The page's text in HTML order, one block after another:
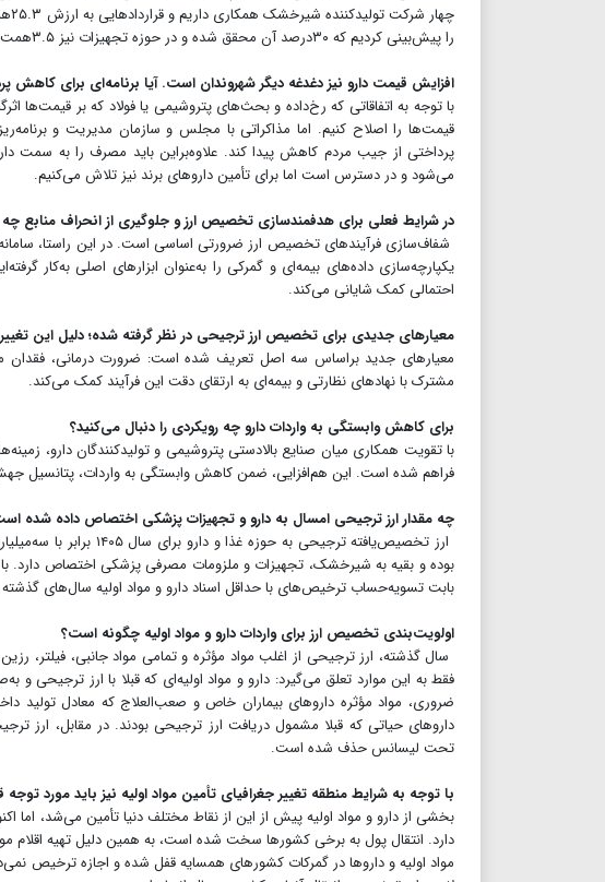
را پیش‌بینی کردیم که ۳۰درصد آن محقق شده و در حوزه تجهیزات نیز ۳.۵همت قرارداد ریالی به امضا رسیده است.
افزایش قیمت‌ دارو نیز دغدغه دیگر شهروندان است. آیا برنامه‌ای برای کاهش
با توجه به اتفاقاتی که رخ‌داده و بحث‌های پتروشیمی یا فولاد که بر قیمت‌ها
قیمت‌ها را اصلاح کنیم. اما مذاکراتی با مجلس و سازمان مدیریت و
پرداختی از جیب مردم کاهش پیدا کند. علاوه‌براین باید مصرف را به سمت
می‌شود و در دسترس است اما‌ برای تأمین داروهای برند نیز تلاش می‌کنیم.
در شرایط فعلی برای هدفمندسازی تخصیص ارز و جلوگیری از انحراف منابع چه
شفاف‌سازی فرآیندهای تخصیص ارز ‌ضرورتی اساسی است. در این راستا،
یکپارچه‌سازی داده‌های بیمه‌ای و گمرکی را به‌عنوان ابزارهای اصلی به‌کار
احتمالی کمک شایانی می‌کند.
معیارهای جدیدی برای تخصیص ارز ترجیحی در نظر گرفته شده؛ دلیل این
معیارهای جدید براساس سه اصل تعریف شده است: ضرورت درمانی،
مشترک با نهادهای نظارتی و بیمه‌ای به ارتقای دقت این فرآیند کمک می‌کند.
برای کاهش وابستگی به واردات دارو چه رویکردی را دنبال می‌کنید؟
با تقویت همکاری میان صنایع بالادستی پتروشیمی و تولیدکنندگان دارو،
فراهم شده است. این هم‌افزایی، ضمن کاهش وابستگی به واردات، پتانسیل
چه مقدار ارز ترجیحی امسال به دارو و تجهیزات پزشکی اختصاص داده شده
بابت تسویه‌حساب ترخیص‌های با حداقل اسناد دارو و مواد اولیه سال‌های
اولویت‌بندی تخصیص ارز برای واردات دارو و مواد اولیه چگونه است؟
سال گذشته، ارز ترجیحی از اغلب مواد مؤثره و تمامی مواد جانبی، فیلتر،
فقط به این موارد تعلق می‌گیرد: دارو و مواد اولیه‌ای که قبلا با ارز
ضروری، مواد مؤثره داروهای بیماران خاص و صعب‌العلاج که معادل تولید
داروهای حیاتی که قبلا مشمول دریافت ارز ترجیحی بودند. در مقابل، ارز
تحت لیسانس حذف شده است.
با توجه به شرایط منطقه تغییر جغرافیای تأمین مواد اولیه نیز باید مورد توجه
بخشی از دارو و مواد اولیه پیش از این از نقاط مختلف دنیا تأمین می‌شد، اما
دارد. انتقال پول به برخی کشورها ‌سخت شده است، به همین دلیل تهیه اقلام
مواد اولیه و داروها در گمرکات کشورهای همسایه قفل شده و اجازه ترخیص